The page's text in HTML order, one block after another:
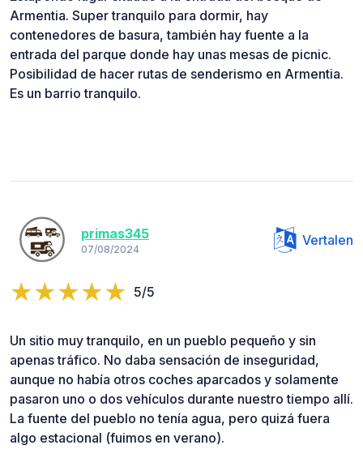
Armentia. Super tranquilo para dormir, hay
contenedores de basura, también hay fuente a la
entrada del parque donde hay unas mesas de picnic.
Posibilidad de hacer rutas de senderismo en Armentia.
Es un barrio tranquilo.
primas345
07/08/2024
Vertalen
5/5
Un sitio muy tranquilo, en un pueblo pequeño y sin
apenas tráfico. No daba sensación de inseguridad,
aunque no había otros coches aparcados y solamente
pasaron uno o dos vehículos durante nuestro tiempo allí.
La fuente del pueblo no tenía agua, pero quizá fuera
algo estacional (fuimos en verano).